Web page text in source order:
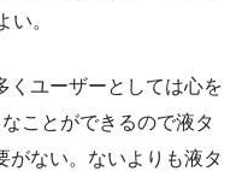
い。
くユーザーとしては心を
ことができるので液タ
がない。ないよりも液タ